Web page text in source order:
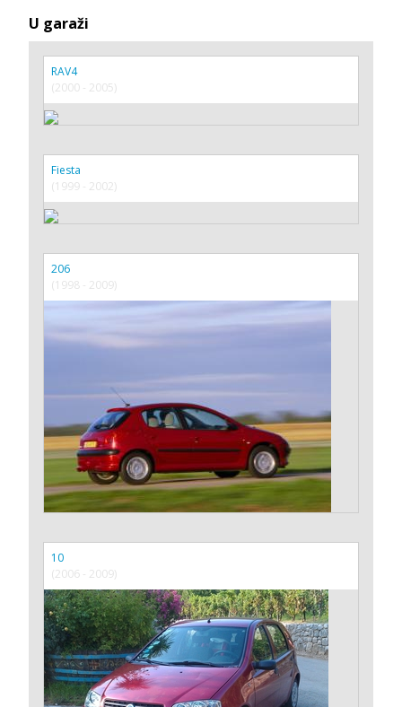
U garaži
RAV4
(2000 - 2005)
Fiesta
(1999 - 2002)
206
(1998 - 2009)
10
(2006 - 2009)